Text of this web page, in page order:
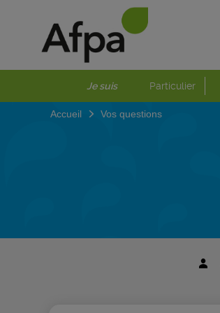
Je suis Particulier
Accueil Vos questions